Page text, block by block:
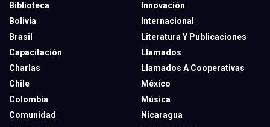
Biblioteca
Bolivia
Brasil
Capacitación
Charlas
Chile
Colombia
Comunidad
Innovación
Internacional
Literatura Y Publicaciones
Llamados
Llamados A Cooperativas
México
Música
Nicaragua